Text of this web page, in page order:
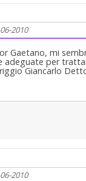
2010
Gaetano, mi
adeguate per
Giancarlo
2010